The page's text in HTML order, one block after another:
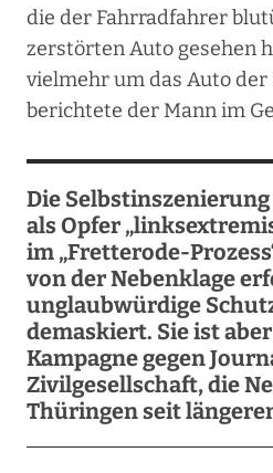
die der Fahrradfahrer
zerstörten Auto gesehen
vielmehr um das Auto
berichtete der Mann im
Die
als Opfer
im „Fretterode-
von der Nebenklage
unglaubwürdige
demaskiert. Sie ist
Kampagne gegen
Zivilgesellschaft, die
Thüringen seit